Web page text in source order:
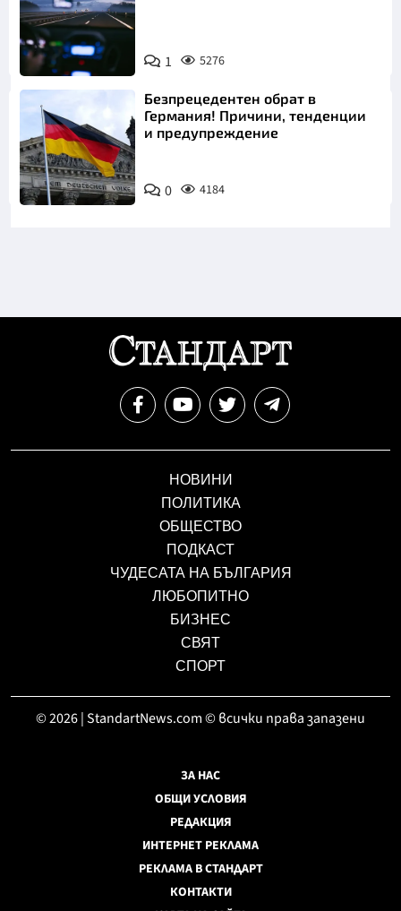
1 5276
Безпрецедентен обрат в
Германия! Причини, тенденции
и предупреждение
0 4184
НОВИНИ
ПОЛИТИКА
ОБЩЕСТВО
ПОДКАСТ
ЧУДЕСАТА НА БЪЛГАРИЯ
ЛЮБОПИТНО
БИЗНЕС
СВЯТ
СПОРТ
© 2026 | StandartNews.com © всички права запазени
ЗА НАС
ОБЩИ УСЛОВИЯ
РЕДАКЦИЯ
ИНТЕРНЕТ РЕКЛАМА
РЕКЛАМА В СТАНДАРТ
КОНТАКТИ